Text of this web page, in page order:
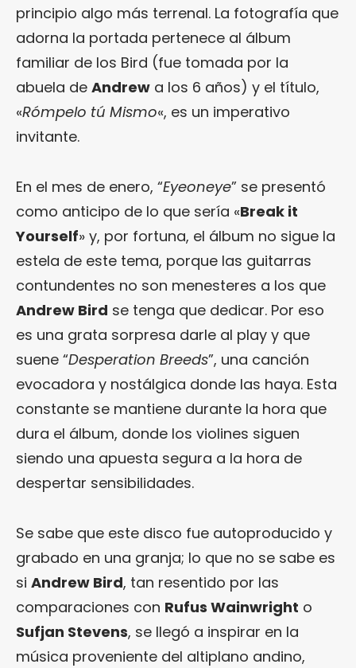
principio algo más terrenal. La fotografía que
adorna la portada pertenece al álbum
familiar de los Bird (fue tomada por la
abuela de Andrew a los 6 años) y el título,
«Rómpelo tú Mismo«, es un imperativo
invitante.
En el mes de enero, “Eyeoneye” se presentó
como anticipo de lo que sería «Break it
Yourself» y, por fortuna, el álbum no sigue la
estela de este tema, porque las guitarras
contundentes no son menesteres a los que
Andrew Bird se tenga que dedicar. Por eso
es una grata sorpresa darle al play y que
suene “Desperation Breeds”, una canción
evocadora y nostálgica donde las haya. Esta
constante se mantiene durante la hora que
dura el álbum, donde los violines siguen
siendo una apuesta segura a la hora de
despertar sensibilidades.
Se sabe que este disco fue autoproducido y
grabado en una granja; lo que no se sabe es
si Andrew Bird, tan resentido por las
comparaciones con Rufus Wainwright o
Sufjan Stevens, se llegó a inspirar en la
música proveniente del altiplano andino,